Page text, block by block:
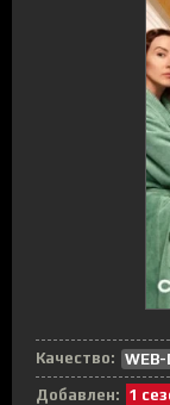
Качество: WEB-
Добавлен: 1